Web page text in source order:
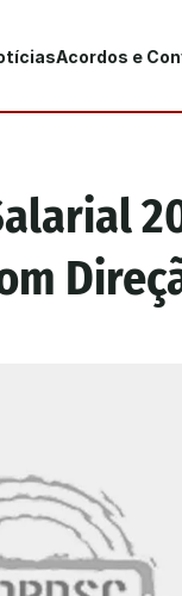
Acordos e